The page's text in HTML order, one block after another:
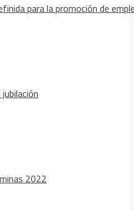
para la promoción de
2022